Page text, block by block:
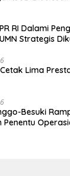
RI Dalami
Strategis
Lima
Besuki
Penentu